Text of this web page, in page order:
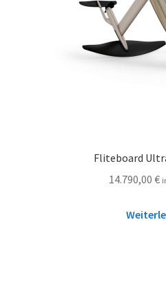
Fliteboard
14.790,00 €